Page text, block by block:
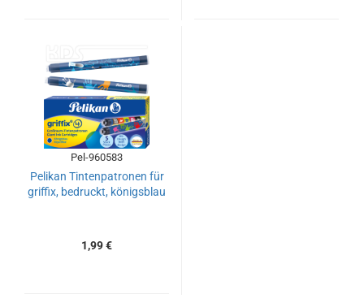
Pel-960583
Pelikan Tintenpatronen für
griffix, bedruckt, königsblau
1,99 €